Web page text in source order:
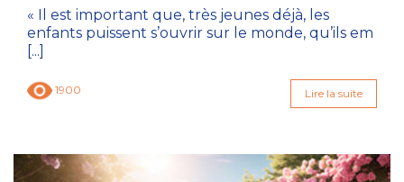
« Il est important que, très jeunes déjà, les
enfants puissent s’ouvrir sur le monde, qu’ils em
[...]
1900 Lire la suite